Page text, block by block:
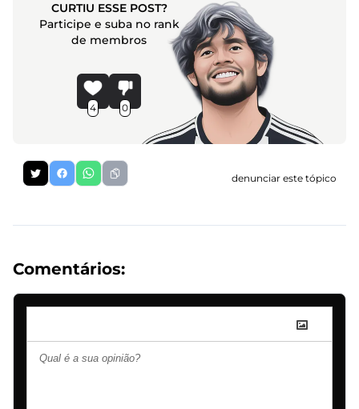
CURTIU ESSE POST?
Participe e suba no rank
de membros
4 0
denunciar este tópico
Comentários: